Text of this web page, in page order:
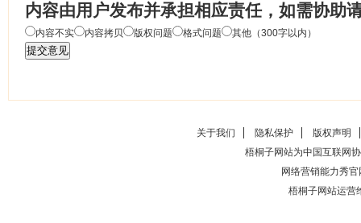
内容由用户发布并承担相应责任，如需协助
内容不实 内容拷贝 版权问题 格式问题 其他（300字以内）
关于我们 隐私保护
版权声明
梧桐子网站为中国互联网
网络营销能力秀官
梧桐子网站运营